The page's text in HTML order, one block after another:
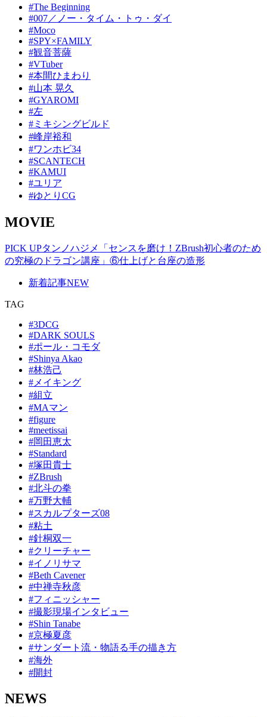
#The Beginning
#007／ノー・タイム・トゥ・ダイ
#Moco
#SPY×FAMILY
#観音菩薩
#VTuber
#本間ひまわり
#山本 晃久
#GYAROMI
#左
#ミキシングビルド
#峰岸裕和
#ワンホビ34
#SCANTECH
#KAMUI
#ユリア
#ゆとりCG
MOVIE
PICK UPタンノハジメ「センスを磨け！ZBrush初心者のため
の究極のドラゴン講座」⑥仕上げと台座の造形
新着記事NEW
TAG
#3DCG
#DARK SOULS
#ポール・コモダ
#Shinya Akao
#林浩己
#メイキング
#組立
#MAマン
#figure
#meetissai
#岡田恵太
#Standard
#塚田貴士
#ZBrush
#北斗の拳
#万野大輔
#スカルプターズ08
#粘土
#針桐双一
#クリーチャー
#イノリサマ
#Beth Cavener
#中禅寺秋彦
#フィニッシャー
#撮影現場インタビュー
#Shin Tanabe
#京極夏彦
#サンダート流・物語る手の描き方
#海外
#開封
NEWS